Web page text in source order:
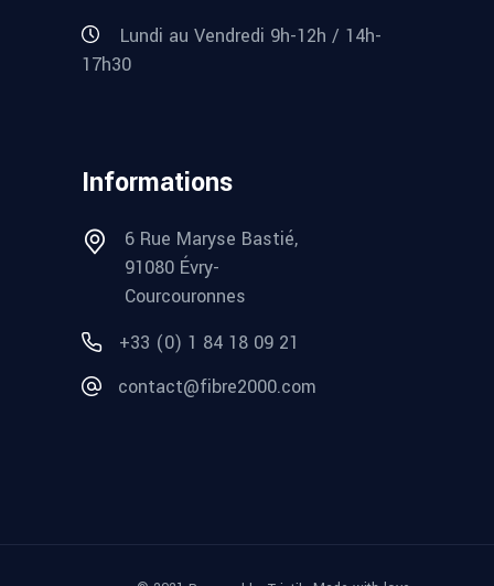
Lundi au Vendredi 9h-12h / 14h-
17h30
Informations
6 Rue Maryse Bastié,
91080 Évry-
Courcouronnes
+33 (0) 1 84 18 09 21
contact@fibre2000.com